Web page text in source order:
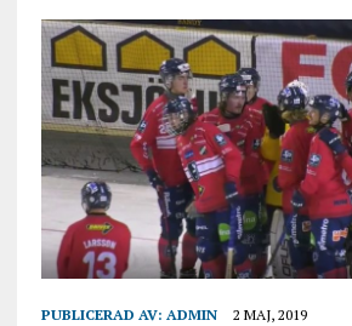
PUBLICERAD AV: ADMIN 2 MAJ, 2019